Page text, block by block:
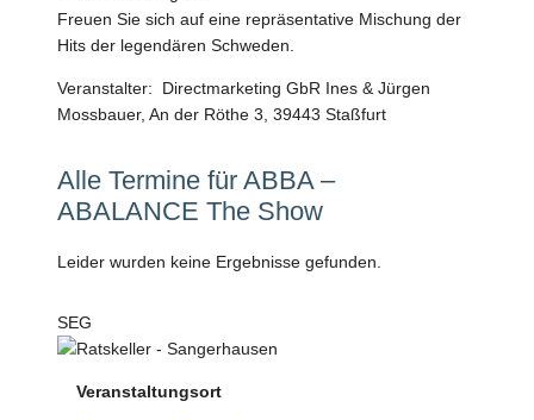
Freuen Sie sich auf eine repräsentative Mischung der
Hits der legendären Schweden.
Veranstalter: Directmarketing GbR Ines & Jürgen
Mossbauer, An der Röthe 3, 39443 Staßfurt
Alle Termine für ABBA –
ABALANCE The Show
Leider wurden keine Ergebnisse gefunden.
SEG
Veranstaltungsort